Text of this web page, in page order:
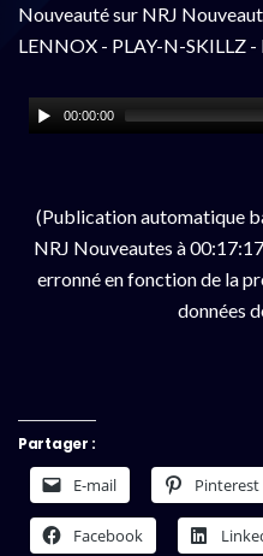
Nouveauté sur NRJ
LENNOX - PLAY-N-SKILLZ -
00:00:00
(Publication automatique
NRJ Nouveautes à
erronné en fonction de la
données
Partager :
E-mail Pinterest
Facebook